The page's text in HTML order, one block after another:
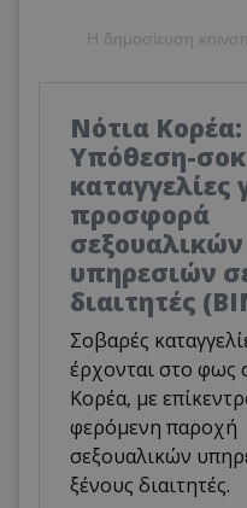
Η δημοσίευση
Νότια Κορέα:
Υπόθεση-
καταγγελίες
προσφορά
σεξουαλικών
υπηρεσιών
διαιτητές
Σοβαρές
έρχονται στο φως
Κορέα, με
φερόμενη παροχή
σεξουαλικών
ξένους διαιτητές.